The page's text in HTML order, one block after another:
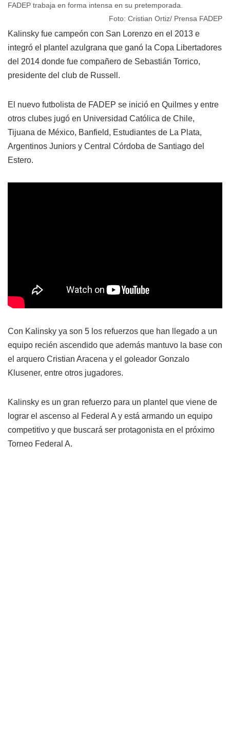
FADEP trabaja en forma intensa en su pretemporada.
Foto: Cristian Ortiz/ Prensa FADEP
Kalinsky fue campeón con San Lorenzo en el 2013 e
integró el plantel azulgrana que ganó la Copa Libertadores
del 2014 donde fue compañero de Sebastián Torrico,
presidente del club de Russell.
El nuevo futbolista de FADEP se inició en Quilmes y entre
otros clubes jugó en Universidad Católica de Chile,
Tijuana de México, Banfield, Estudiantes de La Plata,
Argentinos Juniors y Central Córdoba de Santiago del
Estero.
Con Kalinsky ya son 5 los refuerzos que han llegado a un
equipo recién ascendido que además mantuvo la base con
el arquero Cristian Aracena y el goleador Gonzalo
Klusener, entre otros jugadores.
Kalinsky es un gran refuerzo para un plantel que viene de
lograr el ascenso al Federal A y está armando un equipo
competitivo y que buscará ser protagonista en el próximo
Torneo Federal A.